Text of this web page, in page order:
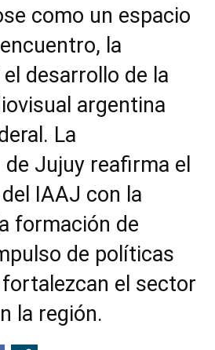
como un espacio
la
desarrollo de la
argentina
La
Jujuy reafirma el
IAAJ con la
formación de
de políticas
el sector
la región.